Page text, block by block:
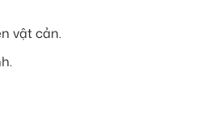
vật cản.